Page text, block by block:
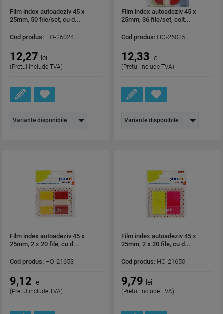
Film index autoadeziv 45 x
25mm, 50 file/set, cu d...
Cod produs: HO-26024
12,27 lei
(Pretul include TVA)
Variante disponibile
Film index autoadeziv 45 x
25mm, 36 file/set, colt...
Cod produs: HO-26025
12,33 lei
(Pretul include TVA)
Variante disponibile
Film index autoadeziv 45 x
25mm, 2 x 20 file, cu d...
Cod produs: HO-21653
9,12 lei
(Pretul include TVA)
Film index autoadeziv 45 x
25mm, 2 x 20 file, cu d...
Cod produs: HO-21650
9,79 lei
(Pretul include TVA)